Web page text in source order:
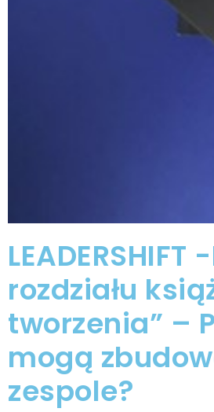
rozdziału
tworzenia” –
mogą
zespole?